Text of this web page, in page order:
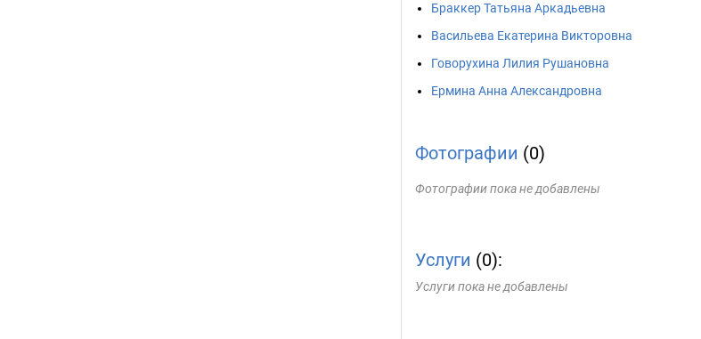
Браккер Татьяна Аркадьевна
Васильева Екатерина Викторовна
Говорухина Лилия Рушановна
Ермина Анна Александровна
Фотографии (0)
Фотографии пока не добавлены
Услуги (0):
Услуги пока не добавлены